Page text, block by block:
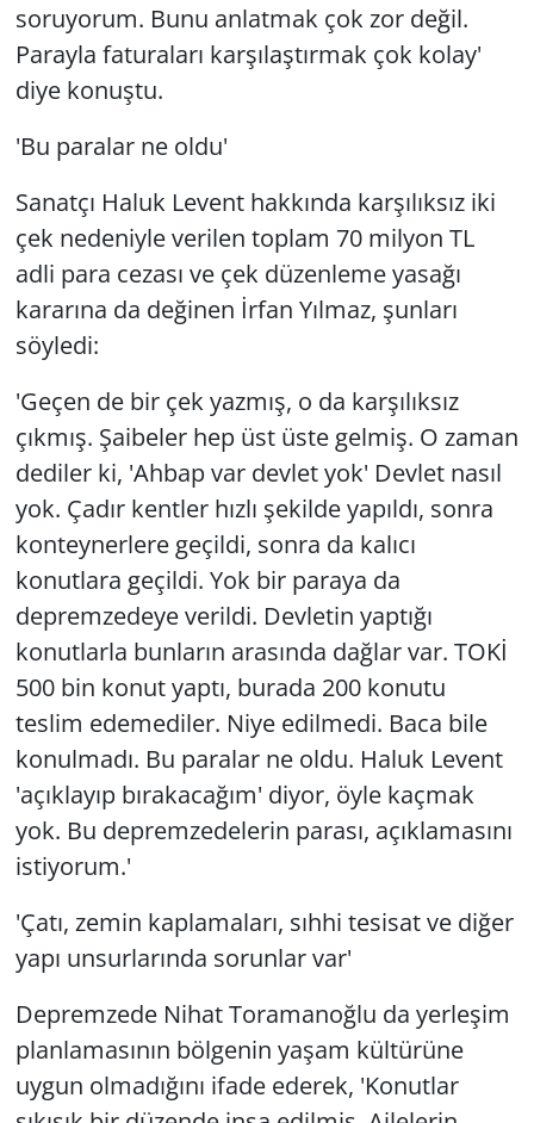
soruyorum. Bunu anlatmak çok zor değil.
Parayla faturaları karşılaştırmak çok kolay'
diye konuştu.
'Bu paralar ne oldu'
Sanatçı Haluk Levent hakkında karşılıksız iki
çek nedeniyle verilen toplam 70 milyon TL
adli para cezası ve çek düzenleme yasağı
kararına da değinen İrfan Yılmaz, şunları
söyledi:
'Geçen de bir çek yazmış, o da karşılıksız
çıkmış. Şaibeler hep üst üste gelmiş. O zaman
dediler ki, 'Ahbap var devlet yok' Devlet nasıl
yok. Çadır kentler hızlı şekilde yapıldı, sonra
konteynerlere geçildi, sonra da kalıcı
konutlara geçildi. Yok bir paraya da
depremzedeye verildi. Devletin yaptığı
konutlarla bunların arasında dağlar var. TOKİ
500 bin konut yaptı, burada 200 konutu
teslim edemediler. Niye edilmedi. Baca bile
konulmadı. Bu paralar ne oldu. Haluk Levent
'açıklayıp bırakacağım' diyor, öyle kaçmak
yok. Bu depremzedelerin parası, açıklamasını
istiyorum.'
'Çatı, zemin kaplamaları, sıhhi tesisat ve diğer
yapı unsurlarında sorunlar var'
Depremzede Nihat Toramanoğlu da yerleşim
planlamasının bölgenin yaşam kültürüne
uygun olmadığını ifade ederek, 'Konutlar